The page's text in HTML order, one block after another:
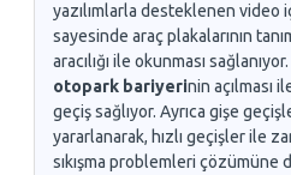
yazılımlarla desteklenen video
sayesinde araç plakalarının
aracılığı ile okunması
otopark bariyerinin açılması
geçiş sağlıyor. Ayrıca gişe
yararlanarak, hızlı geçişler ile
sıkışma problemleri çözümüne